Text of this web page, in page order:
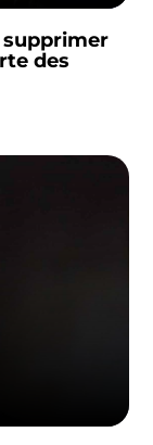
des